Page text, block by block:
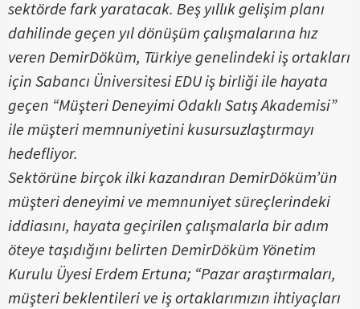
sektörde fark yaratacak. Beş yıllık gelişim planı
dahilinde geçen yıl dönüşüm çalışmalarına hız
veren DemirDöküm, Türkiye genelindeki iş ortakları
için Sabancı Üniversitesi EDU iş birliği ile hayata
geçen “Müşteri Deneyimi Odaklı Satış Akademisi”
ile müşteri memnuniyetini kusursuzlaştırmayı
hedefliyor.
Sektörüne birçok ilki kazandıran DemirDöküm’ün
müşteri deneyimi ve memnuniyet süreçlerindeki
iddiasını, hayata geçirilen çalışmalarla bir adım
öteye taşıdığını belirten DemirDöküm Yönetim
Kurulu Üyesi Erdem Ertuna; “Pazar araştırmaları,
müşteri beklentileri ve iş ortaklarımızın ihtiyaçları